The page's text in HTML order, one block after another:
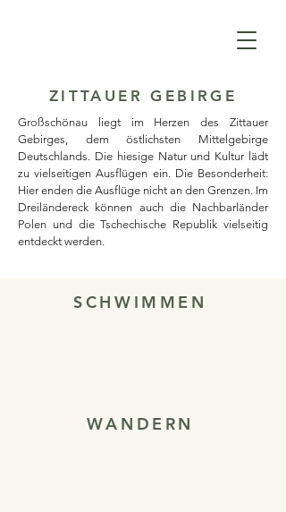
ZITTAUER GEBIRGE
Großschönau liegt im Herzen des Zittauer
Gebirges, dem östlichsten Mittelgebirge
Deutschlands. Die hiesige Natur und Kultur lädt
zu vielseitigen Ausflügen ein. Die Besonderheit:
Hier enden die Ausflüge nicht an den Grenzen. Im
Dreiländereck können auch die Nachbarländer
Polen und die Tschechische Republik vielseitig
entdeckt werden.
SCHWIMMEN
WANDERN